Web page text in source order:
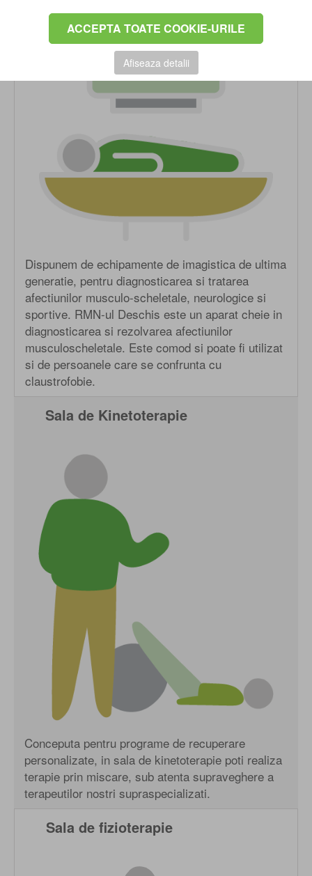
ACCEPTA TOATE COOKIE-URILE
Afiseaza detalii
Dispunem de echipamente de imagistica de ultima
generatie, pentru diagnosticarea si tratarea
afectiunilor musculo-scheletale, neurologice si
sportive. RMN-ul Deschis este un aparat cheie in
diagnosticarea si rezolvarea afectiunilor
musculoscheletale. Este comod si poate fi utilizat
si de persoanele care se confrunta cu
claustrofobie.
Sala de Kinetoterapie
Conceputa pentru programe de recuperare
personalizate, in sala de kinetoterapie poti realiza
terapie prin miscare, sub atenta supraveghere a
terapeutilor nostri supraspecializati.
Sala de fizioterapie